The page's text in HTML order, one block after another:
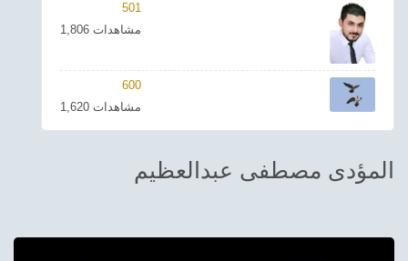
ترفيهي
Asian
Foreign
Sudani tones
501
1,806 مشاهدات
600
1,620 مشاهدات
المؤدى مصطفى عبدالعظيم